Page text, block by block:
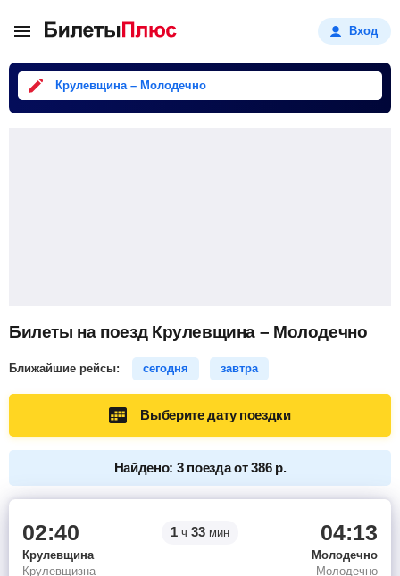
Вход
Крулевщина – Молодечно
Билеты на поезд Крулевщина – Молодечно
Ближайшие рейсы: сегодня завтра
Выберите дату поездки
Найдено: 3 поезда от 386 р.
02:40 1 ч 33 мин 04:13
Крулевщина
Молодечно
Крулевщизна
Молодечно